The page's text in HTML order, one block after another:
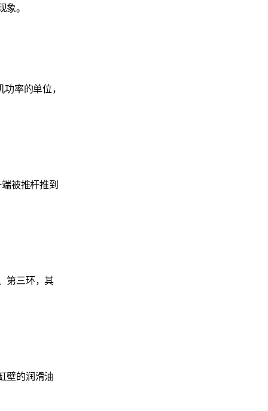
。
率的单位，
被推杆推到
第三环，其
壁的润滑油